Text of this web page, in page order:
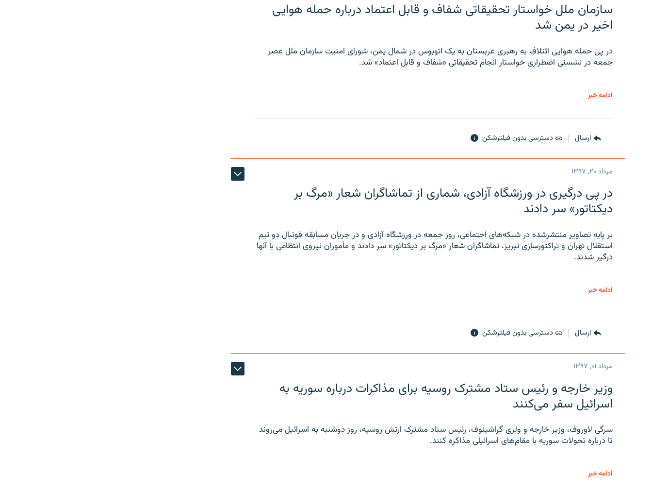
سازمان ملل خواستار تحقیقاتی شفاف و قابل اعتماد درباره حمله هوایی
اخیر در یمن شد
در پی حمله هوایی ائتلافِ به رهبری عربستان به یک اتوبوس در شمال یمن، شورای امنیت سازمان ملل عصر
جمعه در نشستی اضطراری خواستار انجام تحقیقاتی «شفاف و قابل اعتماد» شد.
ادامه خبر
ارسال دسترسی بدون فیلترشکن
مرداد ۲۰, ۱۳۹۷
در پی درگیری در ورزشگاه آزادی، شماری از تماشاگران شعار «مرگ بر
دیکتاتور» سر دادند
بر پایه تصاویر منتشرشده در شبکه‌های اجتماعی، روز جمعه در ورزشگاه آزادی و در جریان مسابقه فوتبال دو تیم
استقلال تهران و تراکتورسازی تبریز، تماشاگران شعار «مرگ بر دیکتاتور» سر دادند و مأموران نیروی انتظامی با آنها
درگیر شدند.
ادامه خبر
ارسال دسترسی بدون فیلترشکن
مرداد ۰۱, ۱۳۹۷
وزیر خارجه و رئیس‌ ستاد مشترک روسیه برای مذاکرات درباره سوریه به
اسرائیل سفر می‌کنند
سرگی لاوروف، وزیر خارجه و ولری گراشینوف، رئیس ستاد مشترک ارتش روسیه، روز دوشنبه به اسرائیل می‌روند
تا درباره تحولات سوریه با مقام‌های اسرائیلی مذاکره کنند.
ادامه خبر